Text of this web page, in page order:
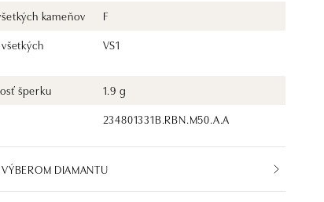
kameňov
F
VS1
šperku
1.9 g
234801331B.RBN.M50.A.A
DIAMANTU